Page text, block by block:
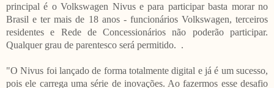
principal é o Volkswagen Nivus e para participar basta morar no
Brasil e ter mais de 18 anos - funcionários Volkswagen, terceiros
residentes e Rede de Concessionários não poderão participar.
Qualquer grau de parentesco será permitido. .
"O Nivus foi lançado de forma totalmente digital e já é um sucesso,
pois ele carrega uma série de inovações. Ao fazermos esse desafio